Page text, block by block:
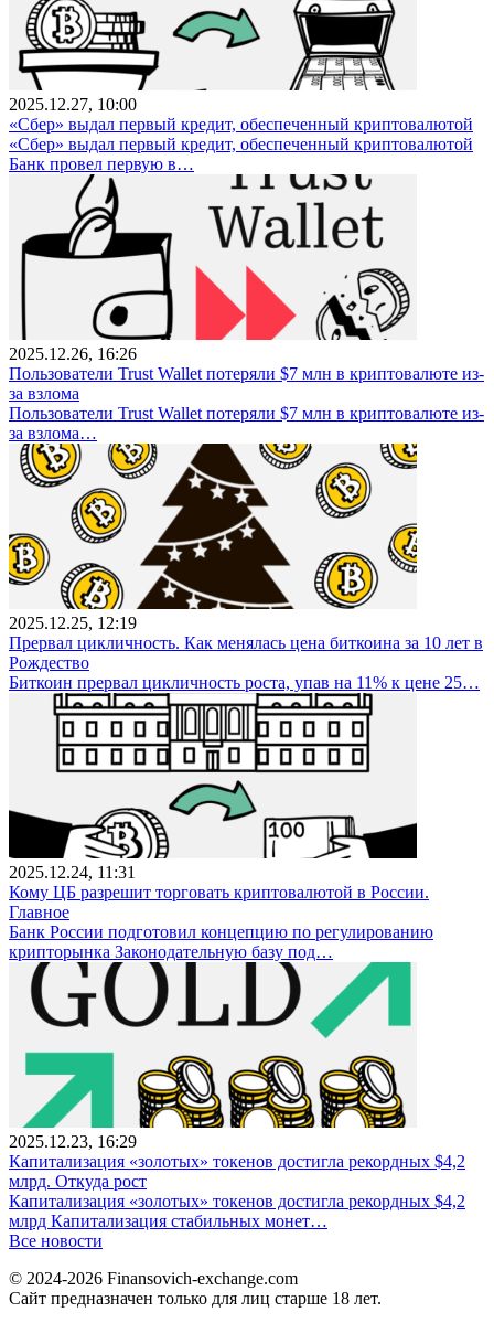
2025.12.27, 10:00
«Сбер» выдал первый кредит, обеспеченный криптовалютой
«Сбер» выдал первый кредит, обеспеченный криптовалютой
Банк провел первую в…
2025.12.26, 16:26
Пользователи Trust Wallet потеряли $7 млн в криптовалюте из-
за взлома
Пользователи Trust Wallet потеряли $7 млн в криптовалюте из-
за взлома…
2025.12.25, 12:19
Прервал цикличность. Как менялась цена биткоина за 10 лет в
Рождество
Биткоин прервал цикличность роста, упав на 11% к цене 25…
2025.12.24, 11:31
Кому ЦБ разрешит торговать криптовалютой в России.
Главное
Банк России подготовил концепцию по регулированию
крипторынка Законодательную базу под…
2025.12.23, 16:29
Капитализация «золотых» токенов достигла рекордных $4,2
млрд. Откуда рост
Капитализация «золотых» токенов достигла рекордных $4,2
млрд Капитализация стабильных монет…
Все новости
© 2024-2026 Finansovich-exchange.com
Сайт предназначен только для лиц старше 18 лет.